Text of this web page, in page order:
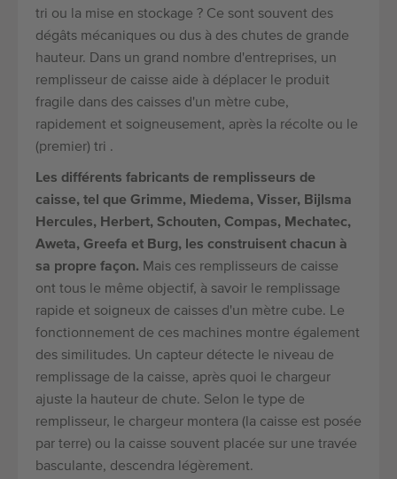
tri ou la mise en stockage ? Ce sont souvent des
dégâts mécaniques ou dus à des chutes de grande
hauteur. Dans un grand nombre d'entreprises, un
remplisseur de caisse aide à déplacer le produit
fragile dans des caisses d'un mètre cube,
rapidement et soigneusement, après la récolte ou le
(premier) tri .
Les différents fabricants de remplisseurs de
caisse, tel que Grimme, Miedema, Visser, Bijlsma
Hercules, Herbert, Schouten, Compas, Mechatec,
Aweta, Greefa et Burg, les construisent chacun à
sa propre façon. Mais ces remplisseurs de caisse
ont tous le même objectif, à savoir le remplissage
rapide et soigneux de caisses d'un mètre cube. Le
fonctionnement de ces machines montre également
des similitudes. Un capteur détecte le niveau de
remplissage de la caisse, après quoi le chargeur
ajuste la hauteur de chute. Selon le type de
remplisseur, le chargeur montera (la caisse est posée
par terre) ou la caisse souvent placée sur une travée
basculante, descendra légèrement.